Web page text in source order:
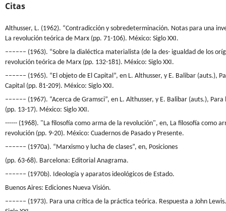
Citas
Althusser, L. (1962). “Contradicción y sobredeterminación. Notas para una
La revolución teórica de Marx (pp. 71-106). México: Siglo XXI.
–––––– (1963). “Sobre la dialéctica materialista (de la des- igualdad de los
revolución teórica de Marx (pp. 132-181). México: Siglo XXI.
–––––– (1965). “El objeto de El Capital”, en L. Althusser, y E. Balibar (auts.),
Capital (pp. 81-209). México: Siglo XXI.
–––––– (1967). “Acerca de Gramsci”, en L. Althusser, y E. Balibar (auts.), Para
(pp. 13-17). México: Siglo XXI.
------ (1968). "La filosofía como arma de la revolución", en, La filosofía como
revolución (pp. 9-20). México: Cuadernos de Pasado y Presente.
–––––– (1970a). “Marxismo y lucha de clases”, en, Posiciones
(pp. 63-68). Barcelona: Editorial Anagrama.
–––––– (1970b). Ideología y aparatos ideológicos de Estado.
Buenos Aires: Ediciones Nueva Visión.
–––––– (1973). Para una crítica de la práctica teórica. Respuesta a John